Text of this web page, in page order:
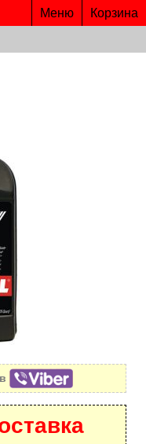
Меню Корзина